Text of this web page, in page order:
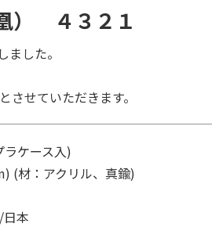
） ４３２１
した。
せていただきます。
ケース入)
(材：アクリル、真鍮)
日本